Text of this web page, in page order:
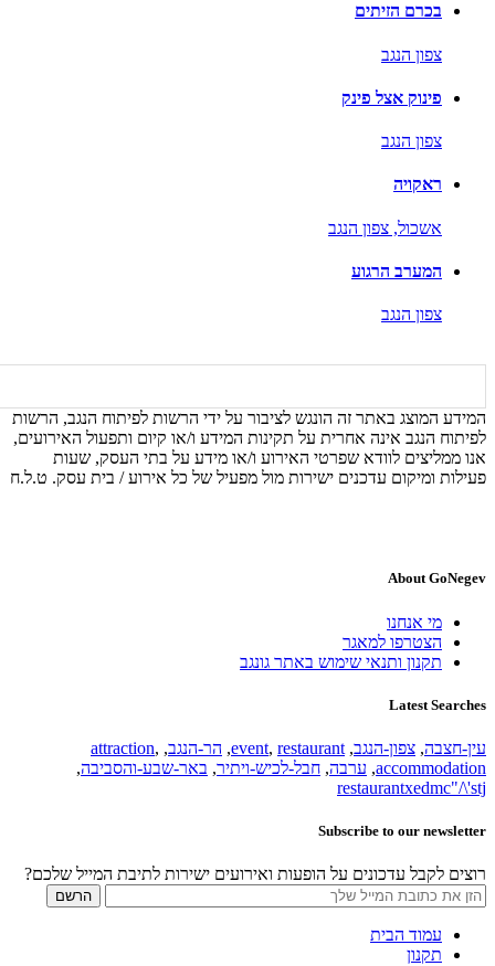
בכרם הזיתים
צפון הנגב
פינוק אצל פינק
צפון הנגב
ראקויה
אשכול, צפון הנגב
המערב הרגוע
צפון הנגב
המידע המוצג באתר זה הונגש לציבור על ידי הרשות לפיתוח הנגב, הרשות
לפיתוח הנגב אינה אחרית על תקינות המידע ו/או קיום ותפעול האירועים,
אנו ממליצים לוודא שפרטי האירוע ו/או מידע על בתי העסק, שעות
פעילות ומיקום עדכנים ישירות מול מפעיל של כל אירוע / בית עסק. ט.ל.ח
About GoNegev
מי אנחנו
הצטרפו למאגר
תקנון ותנאי שימוש באתר גונגב
Latest Searches
עין-חצבה, צפון-הנגב,
event, restaurant
, הר-הנגב,
attraction,
accommodation
, ערבה, חבל-לכיש-ויתיר, באר-שבע-והסביבה,
restaurantxedmc"/\'stj
Subscribe to our newsletter
רוצים לקבל עדכונים על הופעות ואירועים ישירות לתיבת המייל שלכם?
עמוד הבית
תקנון